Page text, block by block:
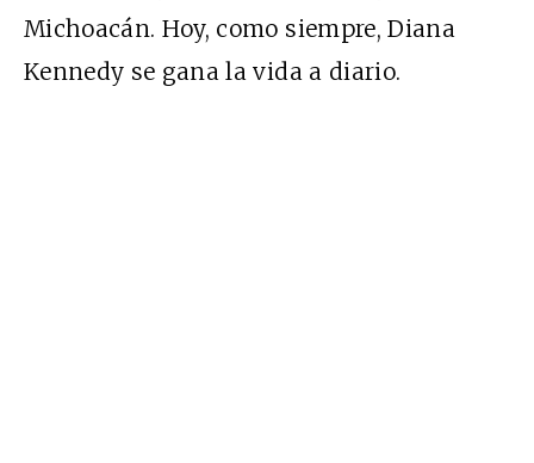
Michoacán. Hoy, como siempre, Diana
Kennedy se gana la vida a diario.